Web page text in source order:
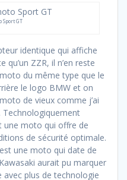
Sport GT
identique qui affiche
ZZR, il n’en reste
du même type que le
le logo BMW et on
de vieux comme j’ai
Technologiquement
une moto qui offre de
de sécurité optimale.
une moto qui date de
aurait pu marquer
plus de technologie